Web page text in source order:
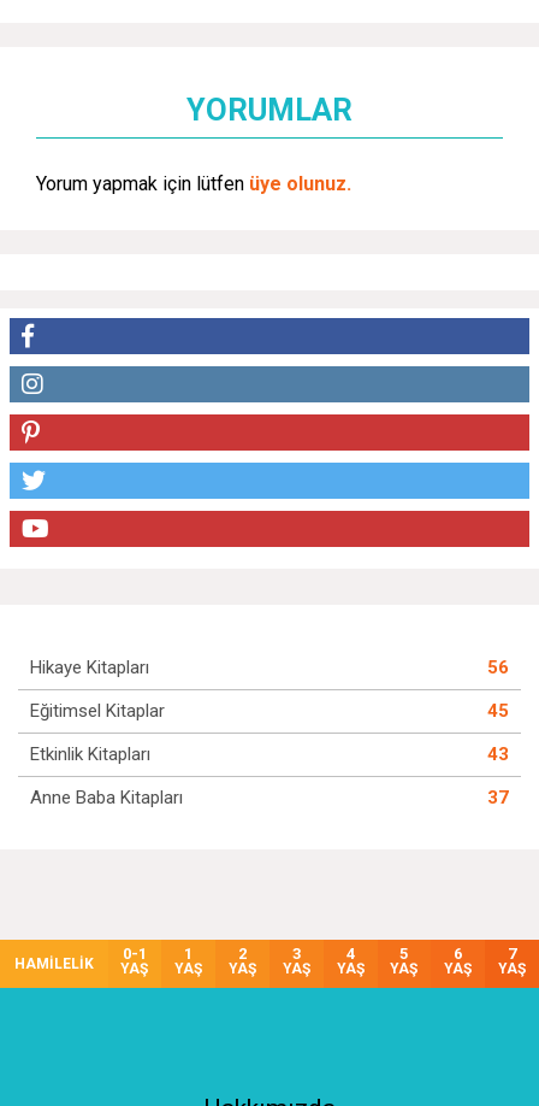
YORUMLAR
Yorum yapmak için lütfen üye olunuz.
Hikaye Kitapları
56
Eğitimsel Kitaplar
45
Etkinlik Kitapları
43
Anne Baba Kitapları
37
HAMİLELİK
0-1
YAŞ
1
YAŞ
2
YAŞ
3
YAŞ
4
YAŞ
5
YAŞ
6
YAŞ
7
YAŞ